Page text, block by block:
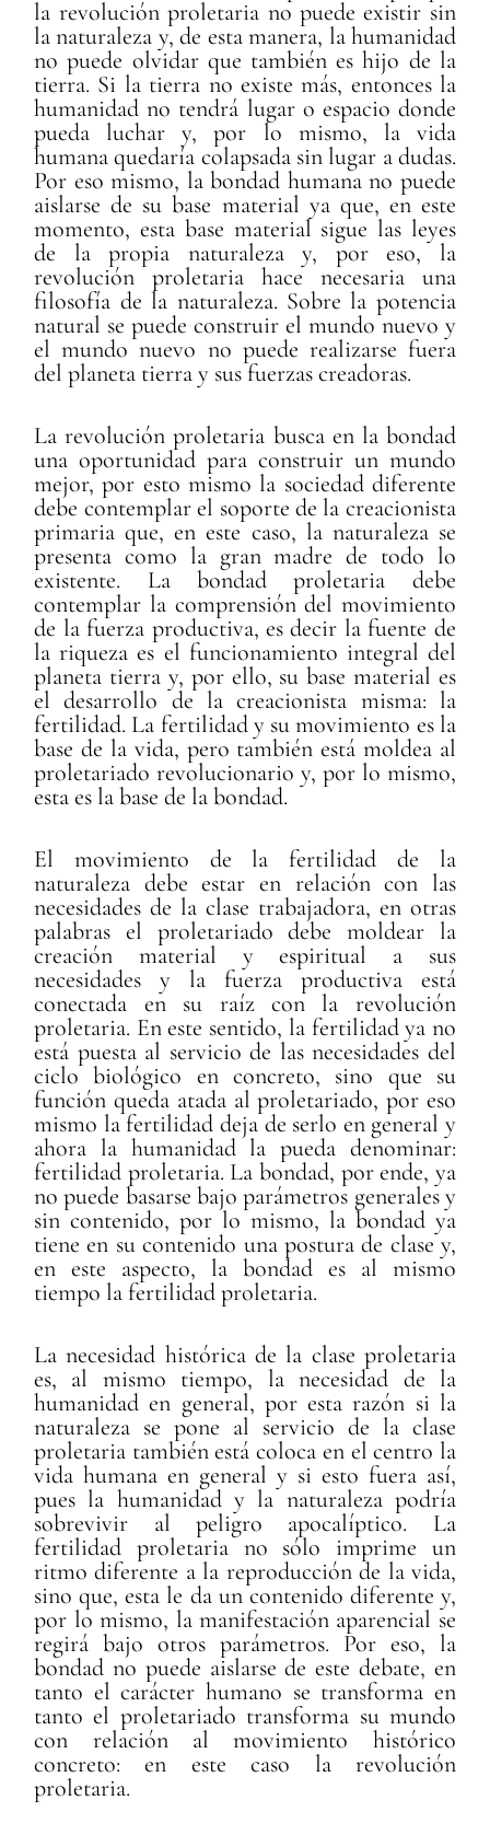
la revolución proletaria no puede existir sin
la naturaleza y, de esta manera, la humanidad
no puede olvidar que también es hijo de la
tierra. Si la tierra no existe más, entonces la
humanidad no tendrá lugar o espacio donde
pueda luchar y, por lo mismo, la vida
humana quedaría colapsada sin lugar a dudas.
Por eso mismo, la bondad humana no puede
aislarse de su base material ya que, en este
momento, esta base material sigue las leyes
de la propia naturaleza y, por eso, la
revolución proletaria hace necesaria una
filosofía de la naturaleza. Sobre la potencia
natural se puede construir el mundo nuevo y
el mundo nuevo no puede realizarse fuera
del planeta tierra y sus fuerzas creadoras.
La revolución proletaria busca en la bondad
una oportunidad para construir un mundo
mejor, por esto mismo la sociedad diferente
debe contemplar el soporte de la creacionista
primaria que, en este caso, la naturaleza se
presenta como la gran madre de todo lo
existente. La bondad proletaria debe
contemplar la comprensión del movimiento
de la fuerza productiva, es decir la fuente de
la riqueza es el funcionamiento integral del
planeta tierra y, por ello, su base material es
el desarrollo de la creacionista misma: la
fertilidad. La fertilidad y su movimiento es la
base de la vida, pero también está moldea al
proletariado revolucionario y, por lo mismo,
esta es la base de la bondad.
El movimiento de la fertilidad de la
naturaleza debe estar en relación con las
necesidades de la clase trabajadora, en otras
palabras el proletariado debe moldear la
creación material y espiritual a sus
necesidades y la fuerza productiva está
conectada en su raíz con la revolución
proletaria. En este sentido, la fertilidad ya no
está puesta al servicio de las necesidades del
ciclo biológico en concreto, sino que su
función queda atada al proletariado, por eso
mismo la fertilidad deja de serlo en general y
ahora la humanidad la pueda denominar:
fertilidad proletaria. La bondad, por ende, ya
no puede basarse bajo parámetros generales y
sin contenido, por lo mismo, la bondad ya
tiene en su contenido una postura de clase y,
en este aspecto, la bondad es al mismo
tiempo la fertilidad proletaria.
La necesidad histórica de la clase proletaria
es, al mismo tiempo, la necesidad de la
humanidad en general, por esta razón si la
naturaleza se pone al servicio de la clase
proletaria también está coloca en el centro la
vida humana en general y si esto fuera así,
pues la humanidad y la naturaleza podría
sobrevivir al peligro apocalíptico. La
fertilidad proletaria no sólo imprime un
ritmo diferente a la reproducción de la vida,
sino que, esta le da un contenido diferente y,
por lo mismo, la manifestación aparencial se
regirá bajo otros parámetros. Por eso, la
bondad no puede aislarse de este debate, en
tanto el carácter humano se transforma en
tanto el proletariado transforma su mundo
con relación al movimiento histórico
concreto: en este caso la revolución
proletaria.